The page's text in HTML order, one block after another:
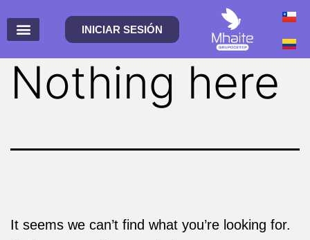
INICIAR SESIÓN
Nothing here
It seems we can’t find what you’re looking for.